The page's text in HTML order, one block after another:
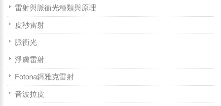
雷射與脈衝光種類與原理
皮秒雷射
脈衝光
淨膚雷射
Fotona鉺雅克雷射
音波拉皮